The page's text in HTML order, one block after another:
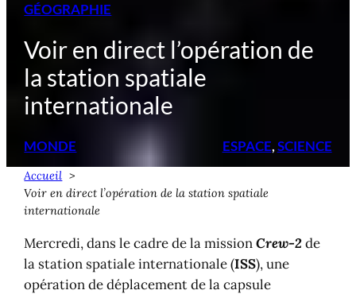
GÉOGRAPHIE
Voir en direct l’opération de
la station spatiale
internationale
MONDE ESPACE, SCIENCE
Accueil
Voir en direct l’opération de la station spatiale
internationale
Mercredi, dans le cadre de la missionCrew-2de
la station spatiale internationale (ISS), une
opération de déplacement de la capsule